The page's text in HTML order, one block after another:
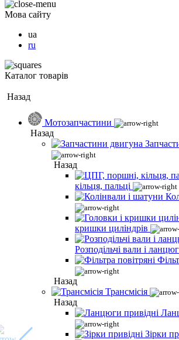
Мова сайту
ua
ru
Каталог товарів
Назад
Мотозапчастини
Назад
Назад
кільця, пальці
кришки циліндрів
Розподільчі вали і
Назад
Трансмісія
Назад
Зірки